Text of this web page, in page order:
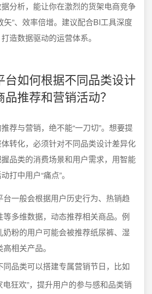
分析，能让你在激烈的货架电商竞争
矢”、效率倍增。建议配合BI工具深度
造数据驱动的运营体系。
台如何根据不同品类设计
推荐和营销活动？
荐与营销，绝不能“一刀切”。想要提
转化，必须针对不同品类设计差异化
品类的消费场景和用户需求，用智能
打中用户“痛点”。
台一般会根据用户历史行为、热销趋
等多维数据，动态推荐相关商品。例
奶粉的用户可能会被推荐纸尿裤、湿
相关产品。
同品类可以搭建专属营销节日，比如
电狂欢”，提升用户的参与感和品类销